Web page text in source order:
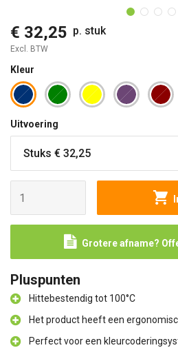
€ 32,25 p. stuk
Excl. BTW
Kleur
Uitvoering
Grotere afname?
Pluspunten
Hittebestendig tot 100°C
Het product heeft een
Perfect voor een